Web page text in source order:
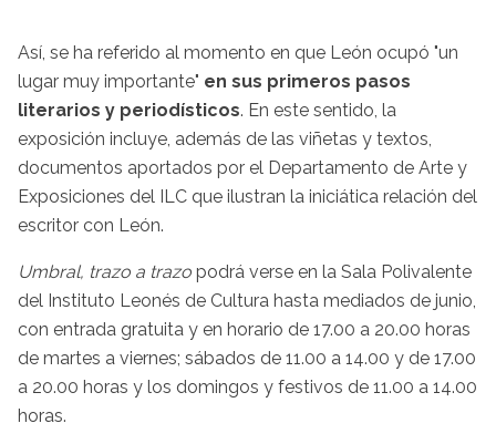
Así, se ha referido al momento en que León ocupó "un
lugar muy importante" en sus primeros pasos
literarios y periodísticos. En este sentido, la
exposición incluye, además de las viñetas y textos,
documentos aportados por el Departamento de Arte y
Exposiciones del ILC que ilustran la iniciática relación del
escritor con León.
Umbral, trazo a trazo podrá verse en la Sala Polivalente
del Instituto Leonés de Cultura hasta mediados de junio,
con entrada gratuita y en horario de 17.00 a 20.00 horas
de martes a viernes; sábados de 11.00 a 14.00 y de 17.00
a 20.00 horas y los domingos y festivos de 11.00 a 14.00
horas.